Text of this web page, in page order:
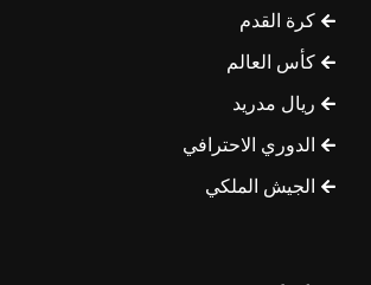
كرة القدم
كأس العالم
ريال مدريد
الدوري الاحترافي
الجيش الملكي